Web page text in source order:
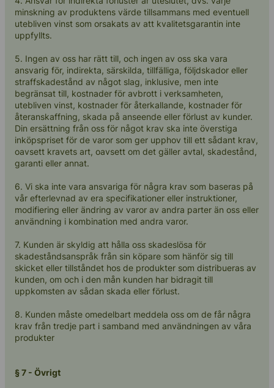
minskning av produktens värde tillsammans med eventuell
utebliven vinst som orsakats av att kvalitetsgarantin inte
uppfyllts.
5. Ingen av oss har rätt till, och ingen av oss ska vara
ansvarig för, indirekta, särskilda, tillfälliga, följdskador eller
straffskadestånd av något slag, inklusive, men inte
begränsat till, kostnader för avbrott i verksamheten,
utebliven vinst, kostnader för återkallande, kostnader för
återanskaffning, skada på anseende eller förlust av kunder.
Din ersättning från oss för något krav ska inte överstiga
inköpspriset för de varor som ger upphov till ett sådant krav,
oavsett kravets art, oavsett om det gäller avtal, skadestånd,
garanti eller annat.
6. Vi ska inte vara ansvariga för några krav som baseras på
vår efterlevnad av era specifikationer eller instruktioner,
modifiering eller ändring av varor av andra parter än oss eller
användning i kombination med andra varor.
7. Kunden är skyldig att hålla oss skadeslösa för
skadeståndsanspråk från sin köpare som hänför sig till
skicket eller tillståndet hos de produkter som distribueras av
kunden, om och i den mån kunden har bidragit till
uppkomsten av sådan skada eller förlust.
8. Kunden måste omedelbart meddela oss om de får några
krav från tredje part i samband med användningen av våra
produkter
§ 7 - Övrigt